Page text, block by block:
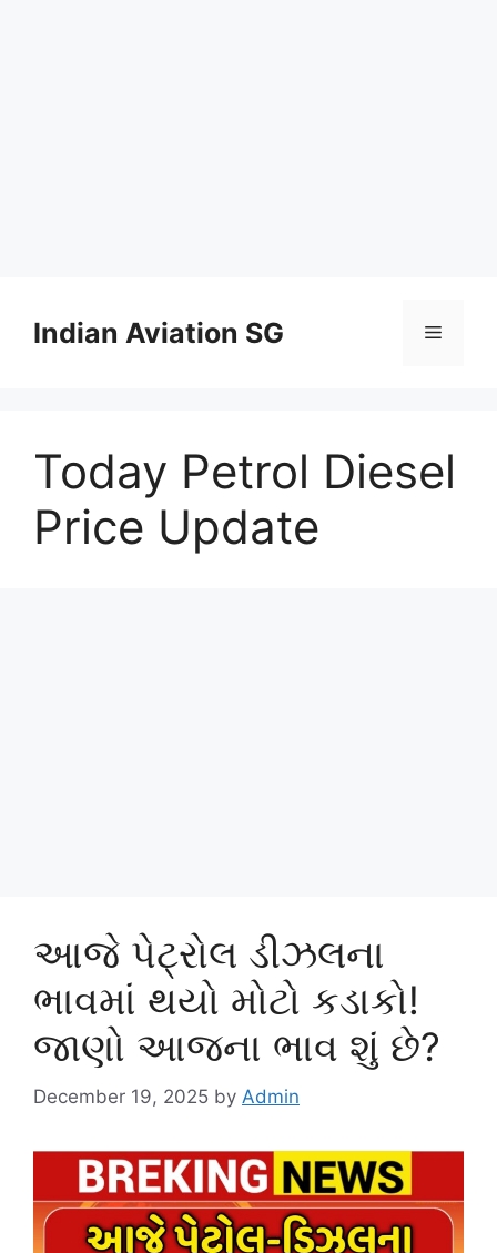
contentIndian Aviation SG Menu
Today Petrol Diesel
Price Update
આજે પેટ્રોલ ડીઝલના
ભાવમાં થયો મોટો કડાકો!
જાણો આજના ભાવ શું છે?
December 19, 2025 by Admin